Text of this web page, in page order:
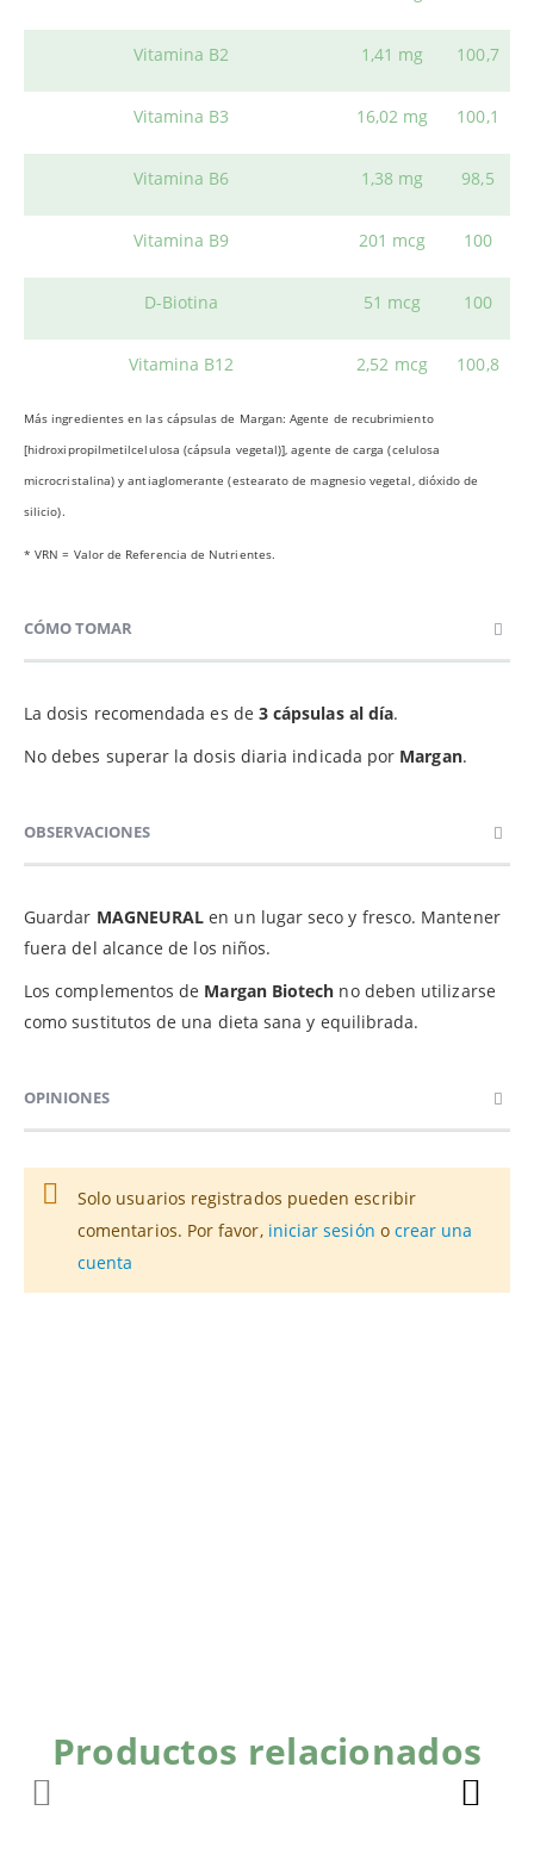
Vitamina B2 1,41 mg 100,7
Vitamina B3 16,02 mg 100,1
Vitamina B6 1,38 mg 98,5
Vitamina B9 201 mcg 100
D-Biotina 51 mcg 100
Vitamina B12 2,52 mcg 100,8
Más ingredientes en las cápsulas de Margan: Agente de recubrimiento
[hidroxipropil­metilcelulosa (cápsula vegetal)], agente de carga (celulosa
microcristalina) y antiaglomerante (estearato de magnesio vegetal, dióxido de
silicio).
* VRN = Valor de Referencia de Nutrientes.
CÓMO TOMAR
La dosis recomendada es de 3 cápsulas al día.
No debes superar la dosis diaria indicada por Margan.
OBSERVACIONES
Guardar MAGNEURAL en un lugar seco y fresco. Mantener
fuera del alcance de los niños.
Los complementos de Margan Biotech no deben utilizarse
como sustitutos de una dieta sana y equilibrada.
OPINIONES
Solo usuarios registrados pueden escribir
comentarios. Por favor, iniciar sesión o crear una
cuenta
Productos relacionados